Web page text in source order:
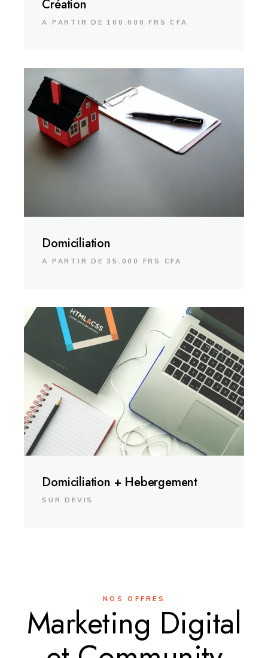
Création
A PARTIR DE 100.000 FRS CFA
Domiciliation
A PARTIR DE 35.000 FRS CFA
Domiciliation + Hebergement
SUR DEVIS
NOS OFFRES
Marketing Digital